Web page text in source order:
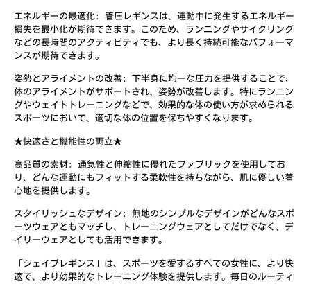
エネルギーの最適化: 着圧レギンスは、運動中に発生するエネルギー
損失を最小化が期待できます。このため、ランニングやサイクリング
などの長時間のアクティビティでも、より長く持続可能なパフォーマ
ンスが期待できます。
姿勢とアライメントの改善: 下半身に均一な圧力を提供することで、
体のアライメントがサポートされ、姿勢が改善します。特にランニン
グやウェイトトレーニングなどで、効果的な体の使い方が求められる
スポーツにおいて、適切な体の位置を保ちやすくなります。
★快適さと機能性の両立★
高品質の素材: 通気性と伸縮性に優れたファブリックを使用してお
り、どんな運動にもフィットする柔軟性を持ちながら、肌に優しい着
心地を提供します。
スタイリッシュなデザイン: 無地のシンプルなデザインがどんなスポ
ーツウェアともマッチし、トレーニングウェアとしてだけでなく、デ
イリーウェアとしても活用できます。
「シェイプレギンス」は、スポーツを愛するすべての女性に、より快
適で、より効果的なトレーニング体験を提供します。毎日のルーティ